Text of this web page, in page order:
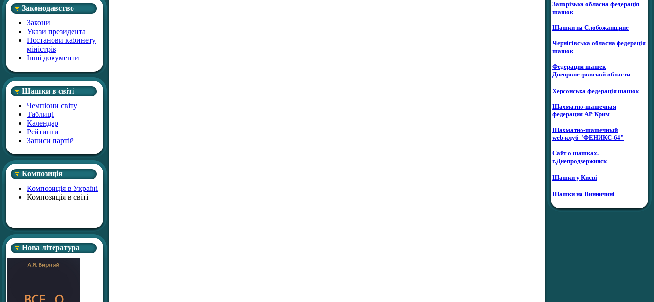
Законодавство
Закони
Укази президента
Постанови кабинету
міністрів
Інші документи
Шашки в світі
Чемпіони світу
Таблиці
Календар
Рейтинги
Записи партій
Композиція
Композиція в Україні
Композиція в світі
Нова література
Запорізька обласна федерація
шашок
Шашки на Слобожанщине
Чернігівська обласна федерація
шашок
Федерация шашек
Днепропетровской области
Херсонська федерація шашок
Шахматно-шашечная
федерация АР Крим
Шахматно-шашечный
web-клуб "ФЕНИКС-64"
Сайт о шашках.
г.Днепродзержинск
Шашки у Києві
Шашки на Винничині